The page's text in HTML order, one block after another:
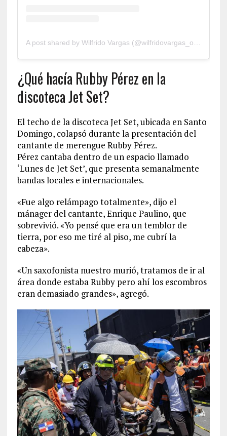
¿Qué hacía Rubby Pérez en la
discoteca Jet Set?
El techo de la discoteca Jet Set, ubicada en Santo
Domingo, colapsó durante la presentación del
cantante de merengue Rubby Pérez.
Pérez cantaba dentro de un espacio llamado
‘Lunes de Jet Set’, que presenta semanalmente
bandas locales e internacionales.
«Fue algo relámpago totalmente», dijo el
mánager del cantante, Enrique Paulino, que
sobrevivió. «Yo pensé que era un temblor de
tierra, por eso me tiré al piso, me cubrí la
cabeza».
«Un saxofonista nuestro murió, tratamos de ir al
área donde estaba Rubby pero ahí los escombros
eran demasiado grandes», agregó.